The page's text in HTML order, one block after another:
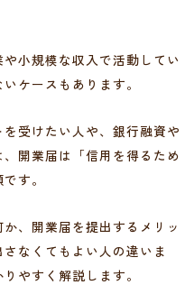
小規模な収入で活動してい
ケースもあります。
受けたい人や、銀行融資や
開業届は「信用を得るため
す。
、開業届を提出するメリッ
なくてもよい人の違いま
やすく解説します。